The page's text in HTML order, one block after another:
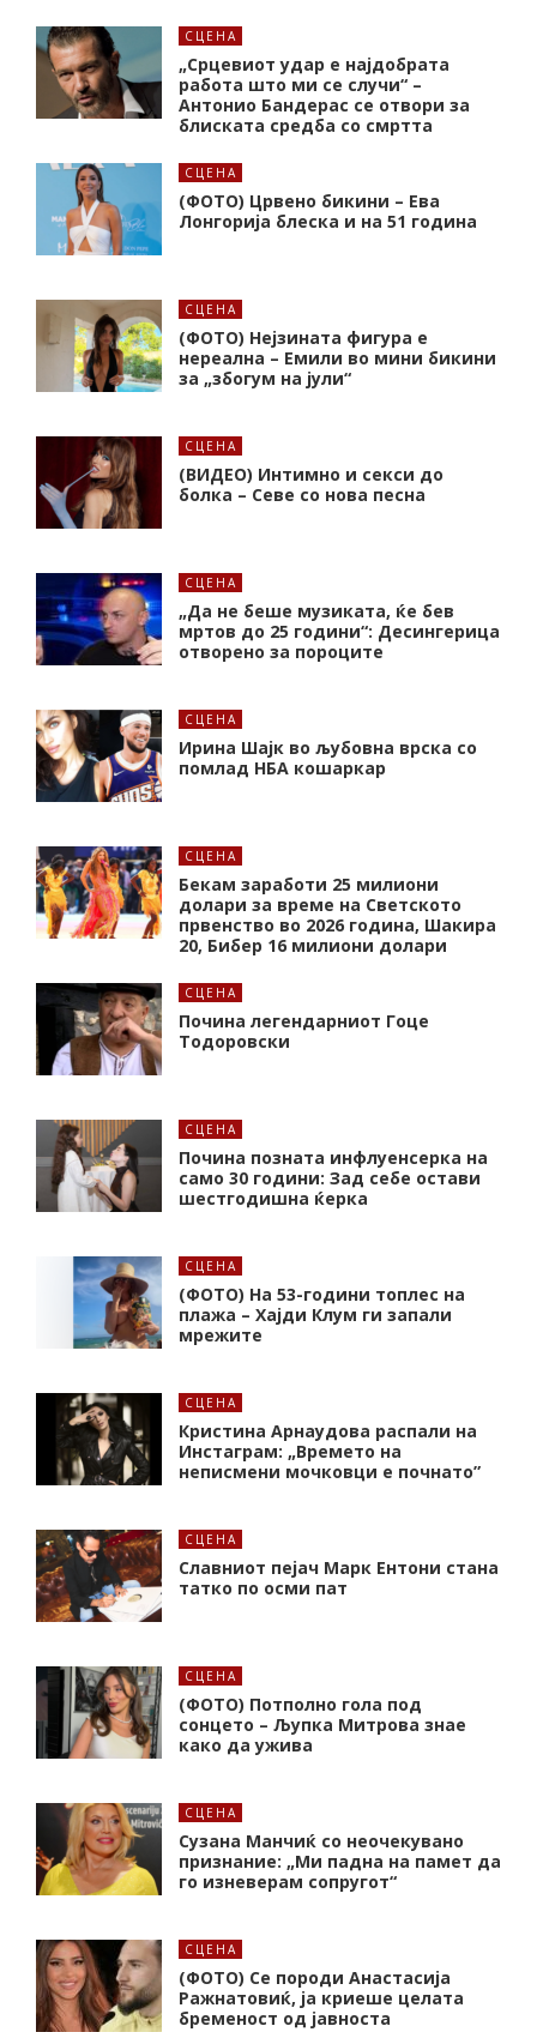
СЦЕНА
„Срцевиот удар е најдобрата
работа што ми се случи“ –
Антонио Бандерас се отвори за
блиската средба со смртта
СЦЕНА
(ФОТО) Црвено бикини – Ева
Лонгорија блеска и на 51 година
СЦЕНА
(ФОТО) Нејзината фигура е
нереална – Емили во мини бикини
за „збогум на јули“
СЦЕНА
(ВИДЕО) Интимно и секси до
болка – Севе со нова песна
СЦЕНА
„Да не беше музиката, ќе бев
мртов до 25 години“: Десингерица
отворено за пороците
СЦЕНА
Ирина Шајк во љубовна врска со
помлад НБА кошаркар
СЦЕНА
Бекам заработи 25 милиони
долари за време на Светското
првенство во 2026 година, Шакира
20, Бибер 16 милиони долари
СЦЕНА
Почина легендарниот Гоце
Тодоровски
СЦЕНА
Почина позната инфлуенсерка на
само 30 години: Зад себе остави
шестгодишна ќерка
СЦЕНА
(ФОТО) На 53-години топлес на
плажа – Хајди Клум ги запали
мрежите
СЦЕНА
Кристина Арнаудова распали на
Инстаграм: „Времето на
неписмени мочковци е почнато”
СЦЕНА
Славниот пејач Марк Ентони стана
татко по осми пат
СЦЕНА
(ФОТО) Потполно гола под
сонцето – Љупка Митрова знае
како да ужива
СЦЕНА
Сузана Манчиќ со неочекувано
признание: „Ми падна на памет да
го изневерам сопругот“
СЦЕНА
(ФОТО) Се породи Анастасија
Ражнатовиќ, ја криеше целата
бременост од јавноста